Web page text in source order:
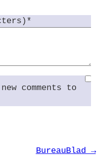
comments to
BureauBlad →